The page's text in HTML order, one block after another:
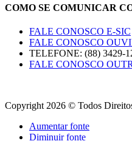
COMO SE COMUNICAR
FALE CONOSCO E-SIC
FALE CONOSCO
TELEFONE: (88) 3429-
FALE CONOSCO
Copyright 2026 © Todos
Aumentar fonte
Diminuir fonte